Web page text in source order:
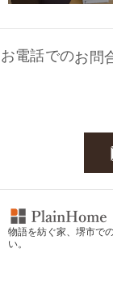
お電話でのお問
物語を紡ぐ家、 堺市で
い。